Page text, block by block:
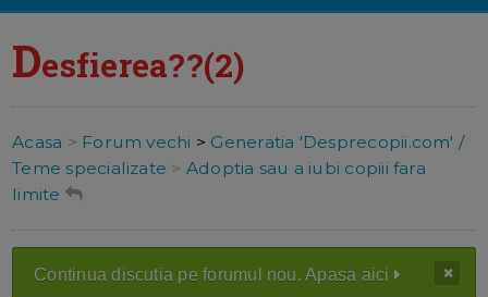
Desfierea??(2)
Acasa > Forum vechi > Generatia 'Desprecopii.com' /
Teme specializate > Adoptia sau a iubi copiii fara
limite
Continua discutia pe forumul nou. Apasa aici